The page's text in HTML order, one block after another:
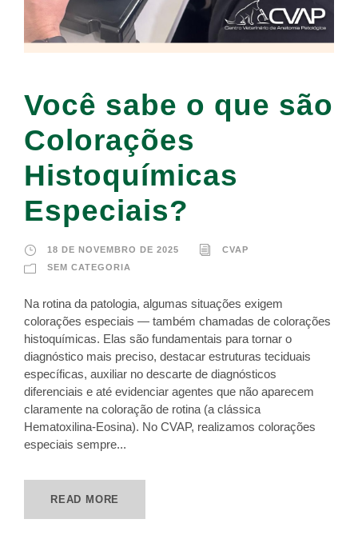
Você sabe o que são
Colorações
Histoquímicas
Especiais?
18 DE NOVEMBRO DE 2025
CVAP
SEM CATEGORIA
Na rotina da patologia, algumas situações exigem
colorações especiais — também chamadas de colorações
histoquímicas. Elas são fundamentais para tornar o
diagnóstico mais preciso, destacar estruturas teciduais
específicas, auxiliar no descarte de diagnósticos
diferenciais e até evidenciar agentes que não aparecem
claramente na coloração de rotina (a clássica
Hematoxilina-Eosina). No CVAP, realizamos colorações
especiais sempre...
READ MORE